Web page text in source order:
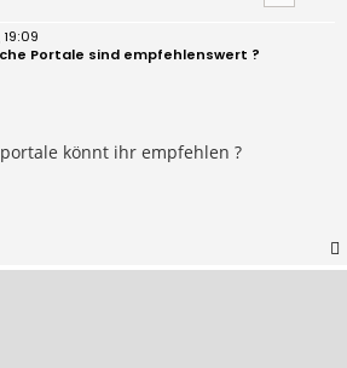
Portale sind empfehlenswert ?
könnt ihr empfehlen ?